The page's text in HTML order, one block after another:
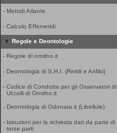
- Metodi Atlante
- Calcolo Effemeridi
Regole e Deontologie
- Regole di ornitho.it
- Deontologia di S.H.I. (Rettili e Anfibi)
- Codice di Condotta per gli Osservatori di
Uccelli di Ornitho.it
- Deontologia di Odonata.it (Libellule)
- Istruzioni per la richiesta dati da parte di
terze parti